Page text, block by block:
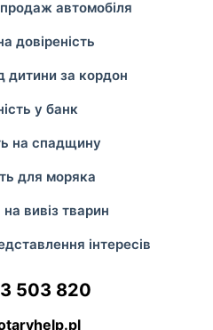
автомобіля
довіреність
дитини за кордон
у банк
на спадщину
для моряка
на вивіз тварин
інтересів
503 820